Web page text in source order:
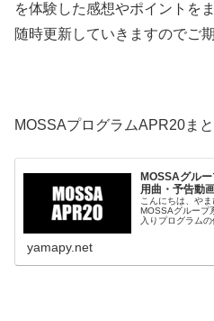
を体験した感想やポイントを
随時更新していきますのでご
MOSSAプログラムAPR20ま
MOSSAグル
用曲・予告動
こんにちは、や
MOSSAグループ
入りプログラム
yamapy.net